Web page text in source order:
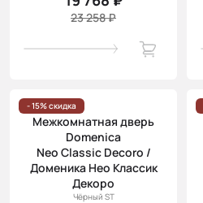
23 258 ₽
- 15% скидка
Межкомнатная дверь
Domenica
Neo Classic Decoro /
Доменика Нео Классик
Декоро
Чёрный ST